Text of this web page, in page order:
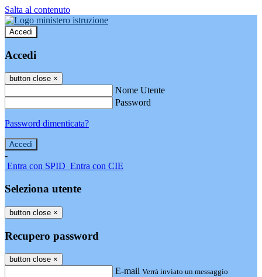
Salta al contenuto
Accedi
Accedi
button close ×
Nome Utente
Password
Password dimenticata?
-
Entra con SPID Entra con CIE
Seleziona utente
button close ×
Recupero password
button close ×
E-mail Verrà inviato un messaggio